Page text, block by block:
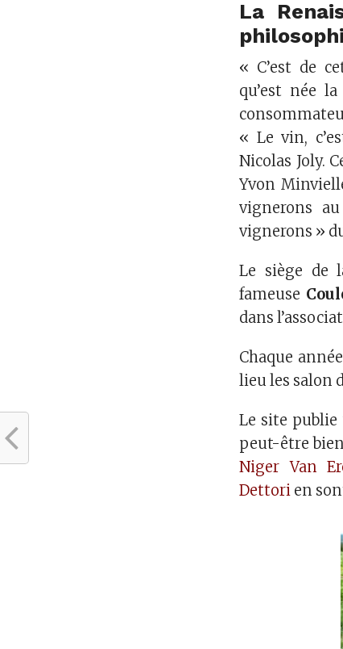
La
« C’est de
qu’est née
« Le vin,
Nicolas Joly.
Yvon
vignerons au
vignerons »
Le siège de
fameuse
dans
Chaque
lieu les salon
Le site publie
peut-être
Niger Van
Dettori en